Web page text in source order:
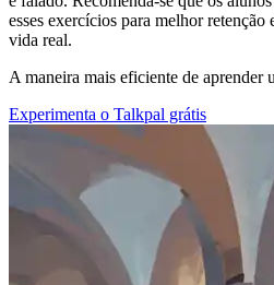
esses exercícios para melhor retenção
vida real.
A maneira mais eficiente de aprender
Experimenta o Talkpal grátis